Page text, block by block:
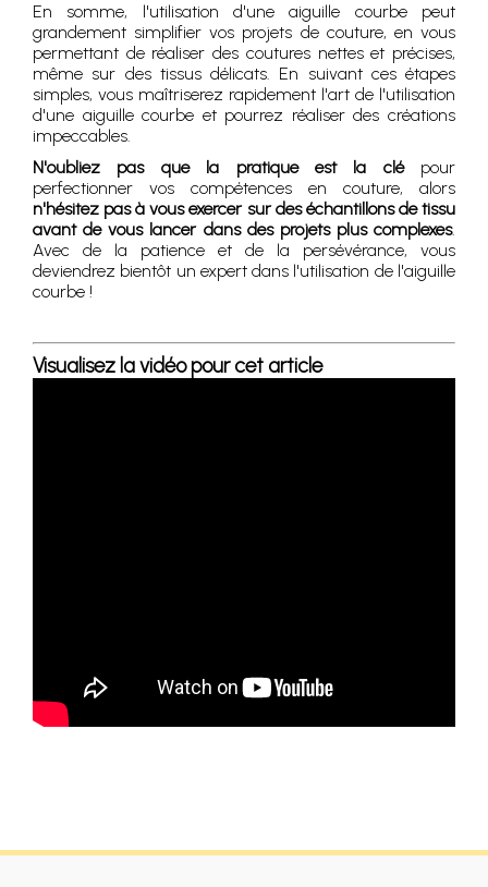
En somme, l'utilisation d'une aiguille courbe peut
grandement simplifier vos projets de couture, en vous
permettant de réaliser des coutures nettes et précises,
même sur des tissus délicats. En suivant ces étapes
simples, vous maîtriserez rapidement l'art de l'utilisation
d'une aiguille courbe et pourrez réaliser des créations
impeccables.
N'oubliez pas que la pratique est la clépour
perfectionner vos compétences en couture, alors
n'hésitez pas à vous exercer sur des échantillons de tissu
avant de vous lancer dans des projets plus complexes.
Avec de la patience et de la persévérance, vous
deviendrez bientôt un expert dans l'utilisation de l'aiguille
courbe !
Visualisez la vidéo pour cet article